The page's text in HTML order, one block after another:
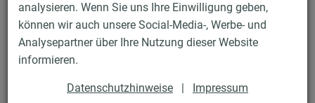
analysieren. Wenn Sie uns Ihre Einwilligung geben,
können wir auch unsere Social-Media-, Werbe- und
Analysepartner über Ihre Nutzung dieser Website
informieren.
Datenschutzhinweise | Impressum
Produkte
Dicht- und Schutzstoffe
Klebebänder, Dichtstoffe und Kleber
Kaltschrumpfband